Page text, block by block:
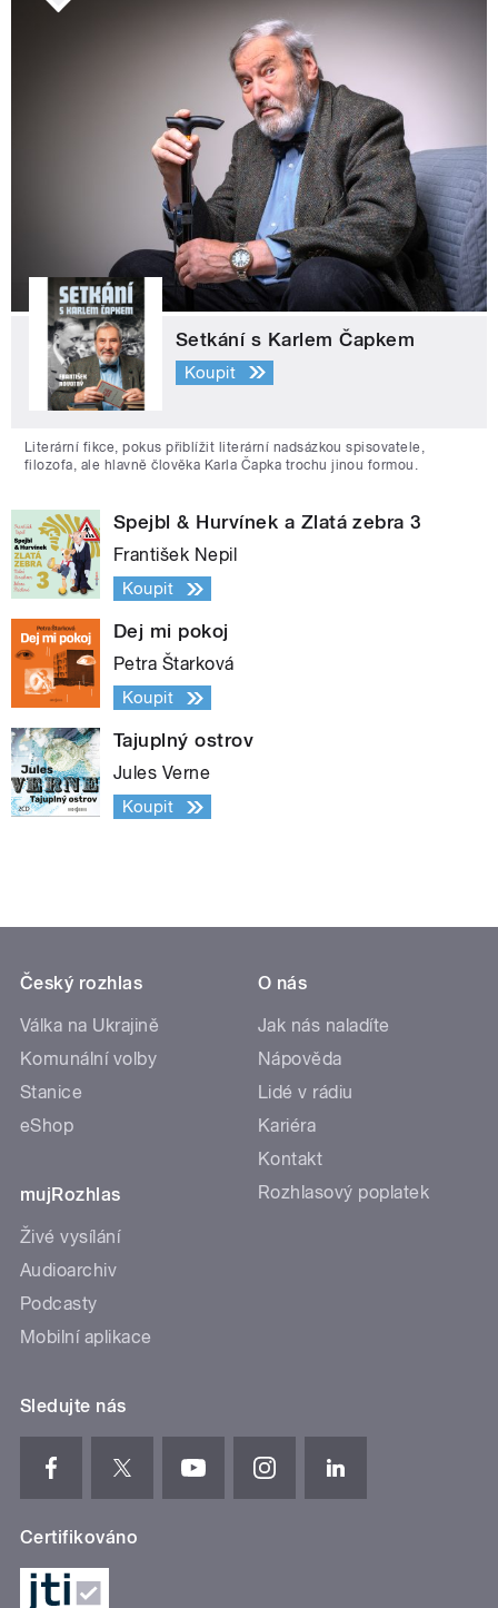
Setkání s Karlem Čapkem
Koupit
Literární fikce, pokus přiblížit literární nadsázkou spisovatele,
filozofa, ale hlavně člověka Karla Čapka trochu jinou formou.
Spejbl & Hurvínek a Zlatá zebra 3
František Nepil
Koupit
Dej mi pokoj
Petra Štarková
Koupit
Tajuplný ostrov
Jules Verne
Koupit
Český rozhlas
Válka na Ukrajině
Komunální volby
Stanice
eShop
mujRozhlas
Živé vysílání
Audioarchiv
Podcasty
Mobilní aplikace
O nás
Jak nás naladíte
Nápověda
Lidé v rádiu
Kariéra
Kontakt
Rozhlasový poplatek
Sledujte nás
Certifikováno